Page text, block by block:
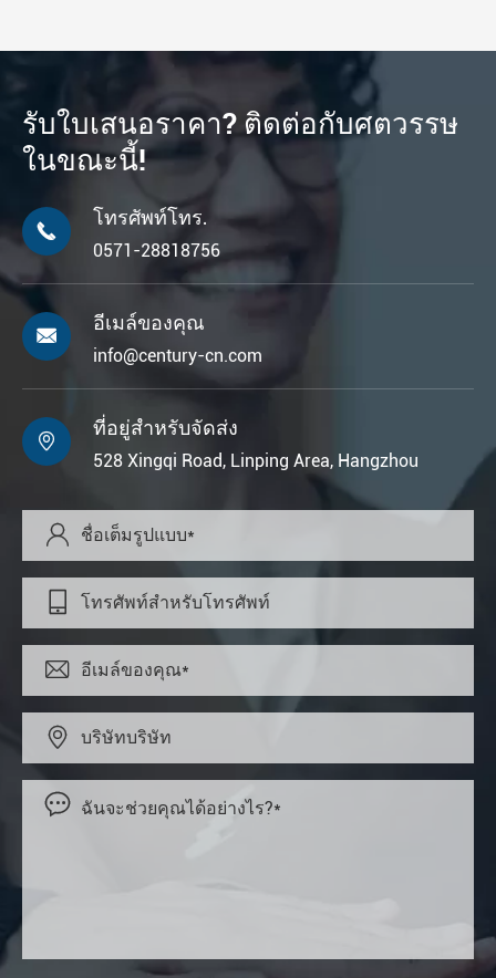
รับใบเสนอราคา? ติดต่อกับศตวรรษ
ในขณะนี้!

โทรศัพท์โทร.
0571-28818756

อีเมล์ของคุณ
info@century-cn.com

ที่อยู่สำหรับจัดส่ง
528 Xingqi Road, Linping Area, Hangzhou




